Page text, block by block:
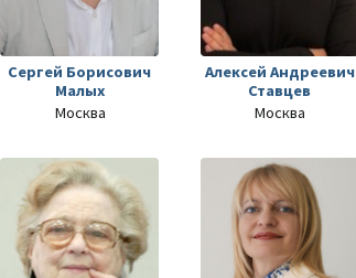
Сергей Борисович
Малых
Москва
Алексей Андреевич
Ставцев
Москва